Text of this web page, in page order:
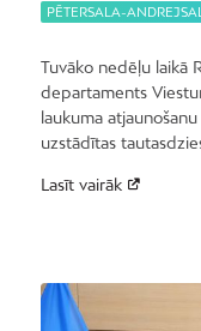
PĒTERSALA-
Tuvāko nedēļu laikā
departaments
laukuma
uzstādītas
Lasīt vairāk